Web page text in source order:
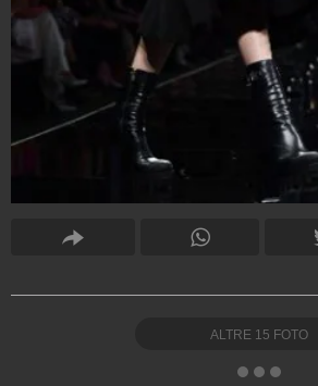
ALTRE 15 FOTO